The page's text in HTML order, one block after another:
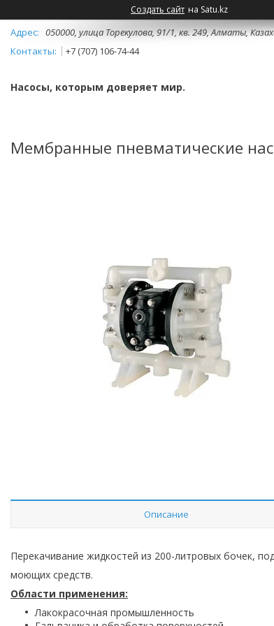
Создать сайт на Satu.kz
050000, улица Торекулова, 91/1, кв. 249, Алматы,
+7 (707) 106-74-44
Насосы, которым доверяет мир.
Мембранные пневматические
Описание
Перекачивание жидкостей из 200-литровых бочек,
моющих средств.
Области применения:
Лакокрасочная промышленность